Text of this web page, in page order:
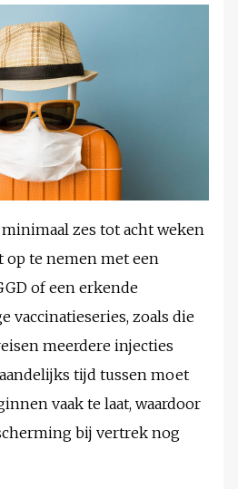
zes tot acht weken
te nemen met een
of een erkende
vaccinatieseries, zoals die
meerdere injecties
tijd tussen moet
vaak te laat, waardoor
bij vertrek nog